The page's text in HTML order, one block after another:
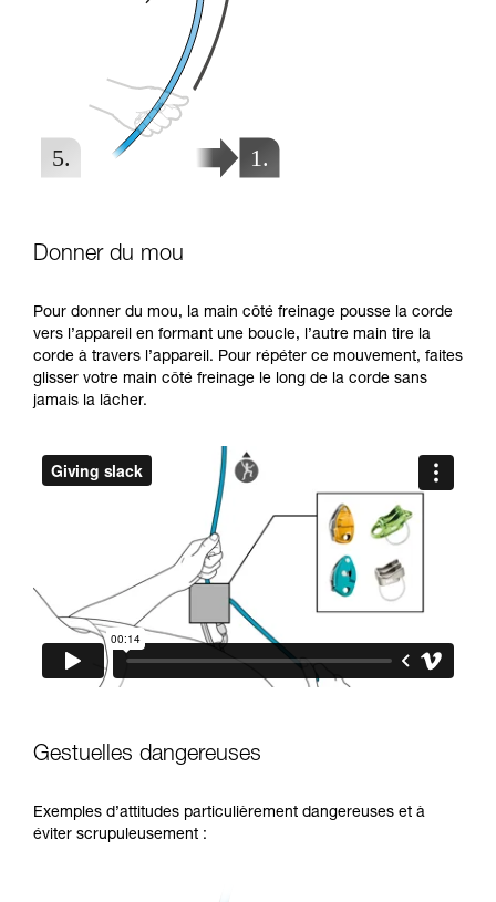
Donner du mou
Pour donner du mou, la main côté freinage pousse la corde
vers l’appareil en formant une boucle, l’autre main tire la
corde à travers l’appareil. Pour répéter ce mouvement, faites
glisser votre main côté freinage le long de la corde sans
jamais la lâcher.
Gestuelles dangereuses
Exemples d’attitudes particulièrement dangereuses et à
éviter scrupuleusement :